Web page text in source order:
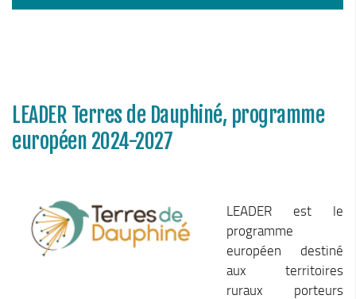
Stratégie forestière du massif sud Isère
Stratégie Foncière
Appel à projet Friche
Projet Alimentaire Territorial
Aménagement du territoire
Urbanisme ADS (Autorisation des droits du sol)
LEADER Terres de Dauphiné, programme
européen 2024-2027
LEADER est le
programme
européen destiné
aux territoires
ruraux porteurs